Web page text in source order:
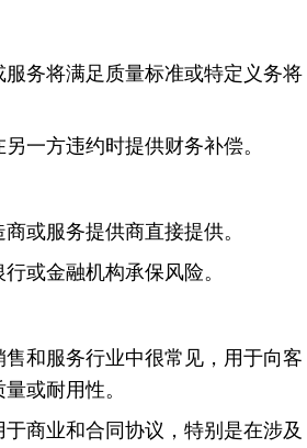
务将满足质量标准或特定义务将
一方违约时提供财务补偿。
或服务提供商直接提供。
或金融机构承保风险。
和服务行业中很常见，用于向客
或耐用性。
商业和合同协议，特别是在涉及